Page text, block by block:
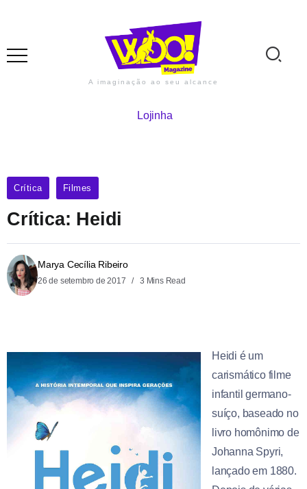
A imaginação ao seu alcance
Lojinha
Crítica Filmes
Crítica: Heidi
Marya Cecília Ribeiro
26 de setembro de 2017 3 Mins Read
Heidi é um
carismático filme
infantil germano-
suíço, baseado no
livro homônimo de
Johanna Spyri,
lançado em 1880.